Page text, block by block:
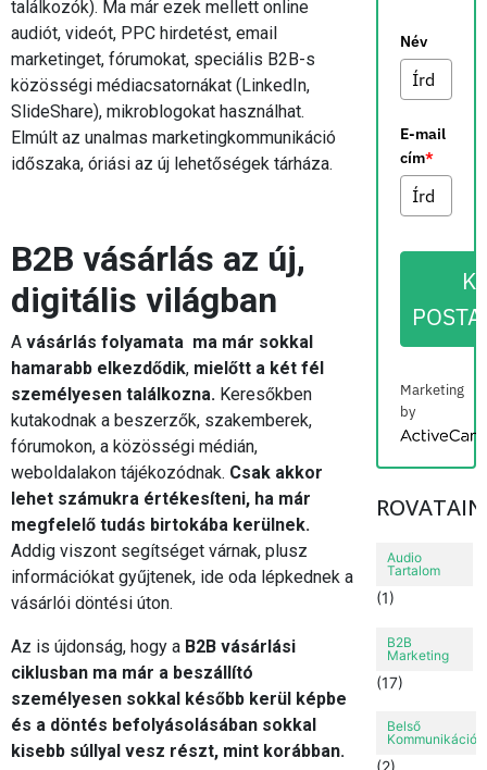
találkozók). Ma már ezek mellett online
audiót, videót, PPC hirdetést, email
marketinget, fórumokat, speciális B2B-s
közösségi médiacsatornákat (LinkedIn,
SlideShare), mikroblogokat használhat.
Elmúlt az unalmas marketingkommunikáció
időszaka, óriási az új lehetőségek tárháza.
B2B vásárlás az új,
digitális világban
A vásárlás folyamata ma már sokkal
hamarabb elkezdődik, mielőtt a két fél
személyesen találkozna. Keresőkben
kutakodnak a beszerzők, szakemberek,
fórumokon, a közösségi médián,
weboldalakon tájékozódnak. Csak akkor
lehet számukra értékesíteni, ha már
megfelelő tudás birtokába kerülnek.
Addig viszont segítséget várnak, plusz
információkat gyűjtenek, ide oda lépkednek a
vásárlói döntési úton.
Az is újdonság, hogy a B2B vásárlási
ciklusban ma már a beszállító
személyesen sokkal később kerül képbe
és a döntés befolyásolásában sokkal
kisebb súllyal vesz részt, mint korábban.
Név
E-mail
cím*
Marketing
by
Audio
Tartalom
(1)
B2B
Marketing
(17)
Belső
Kommunikáció
(2)